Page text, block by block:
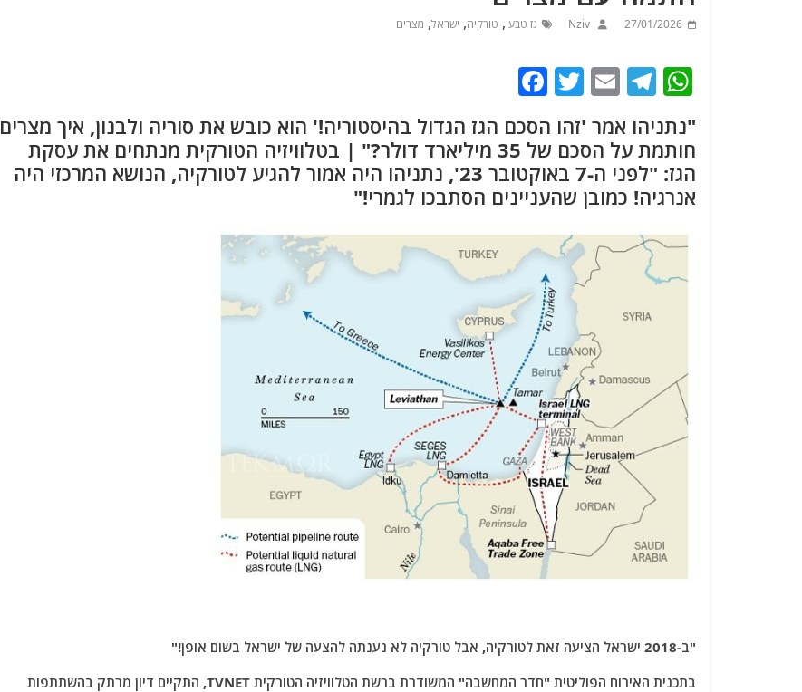
27/01/2026
Nziv גז טבעי, טורקיה, ישראל, מצרים
W
at
s
A
p
p
T
e
g
ra
m
E
m
ai
l
T
itt
er
c
e
b
o
o
k
"נתניהו אמר 'זהו הסכם הגז הגדול בהיסטוריה!' הוא כובש את סוריה ולבנון, איך מצרים
חותמת על הסכם של 35 מיליארד דולר?" | בטלוויזיה הטורקית מנתחים את עסקת
הגז: "לפני ה-7 באוקטובר 23', נתניהו היה אמור להגיע לטורקיה, הנושא המרכזי היה
אנרגיה! כמובן שהעניינים הסתבכו לגמרי!"
"ב-2018 ישראל הציעה זאת לטורקיה, אבל טורקיה לא נענתה להצעה של ישראל בשום אופן!"
בתכנית האירוח הפוליטית "חדר המחשבה" המשודרת ברשת הטלוויזיה הטורקית TVNET, התקיים דיון מרתק בהשתתפות